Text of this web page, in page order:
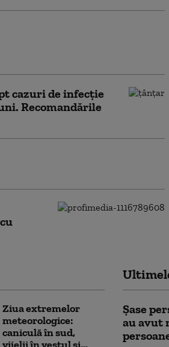
cazuri de infecție
Recomandările
Ziua extremelor
meteorologice:
caniculă în sud,
Șase
au avut